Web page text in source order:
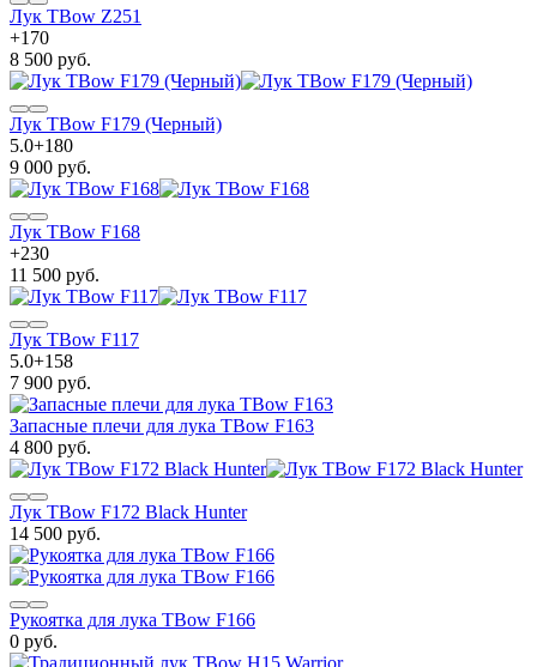
Лук TBow Z251
+170
8 500 руб.
Лук TBow F179 (Черный)
5.0+180
9 000 руб.
Лук TBow F168
+230
11 500 руб.
Лук TBow F117
5.0+158
7 900 руб.
Запасные плечи для лука TBow F163
4 800 руб.
Лук TBow F172 Black Hunter
14 500 руб.
Рукоятка для лука TBow F166
0 руб.